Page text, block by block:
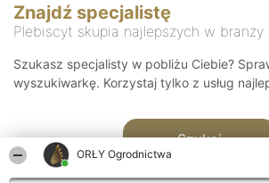
ORŁY Ogrodnictwa
Znajdź specjalistę
Plebiscyt skupia najlepszych w branży
Szukasz specjalisty w pobliżu Ciebie?
wyszukiwarkę. Korzystaj tylko z usług
Szukaj